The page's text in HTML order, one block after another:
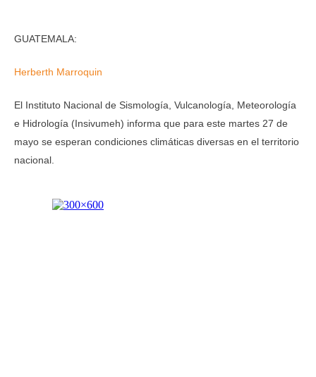
GUATEMALA:
Herberth Marroquin
El Instituto Nacional de Sismología, Vulcanología, Meteorología
e Hidrología (Insivumeh) informa que para este martes 27 de
mayo se esperan condiciones climáticas diversas en el territorio
nacional.